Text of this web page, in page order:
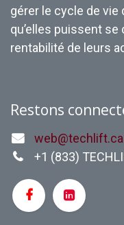
gérer le cycle de vie
qu’elles puissent
rentabilité de leurs
Restons
web@techlift.ca
+1 (833)